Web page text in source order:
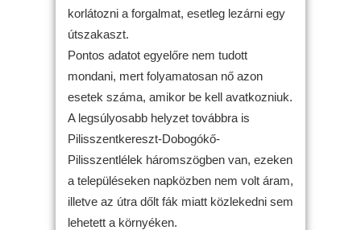
korlátozni a forgalmat, esetleg lezárni egy
útszakaszt.
Pontos adatot egyelőre nem tudott
mondani, mert folyamatosan nő azon
esetek száma, amikor be kell avatkozniuk.
A legsúlyosabb helyzet továbbra is
Pilisszentkereszt-Dobogókő-
Pilisszentlélek háromszögben van, ezeken
a településeken napközben nem volt áram,
illetve az útra dőlt fák miatt közlekedni sem
lehetett a környéken.